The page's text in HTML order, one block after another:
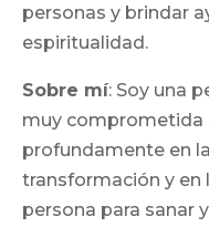
personas y brindar
espiritualidad.
Sobre mí: Soy una
muy comprometida
profundamente en
transformación y en
persona para sanar